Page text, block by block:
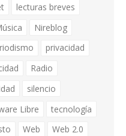
lecturas breves
Nireblog
privacidad
Radio
silencio
Libre
tecnología
Web
Web 2.0